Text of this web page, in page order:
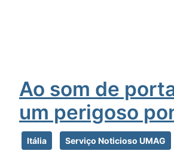
Ao som de
um perigoso
Itália Serviço Noticioso UMAG